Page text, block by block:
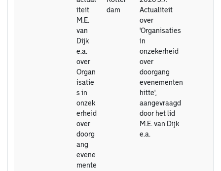
iteit
M.E.
van
Dijk
e.a.
over
Organ
isatie
s in
onzek
erheid
over
doorg
ang
evene
mente
dam
Actualiteit
over
'Organisaties
in
onzekerheid
over
doorgang
evenementen
hitte',
aangevraagd
door het lid
M.E. van Dijk
e.a.